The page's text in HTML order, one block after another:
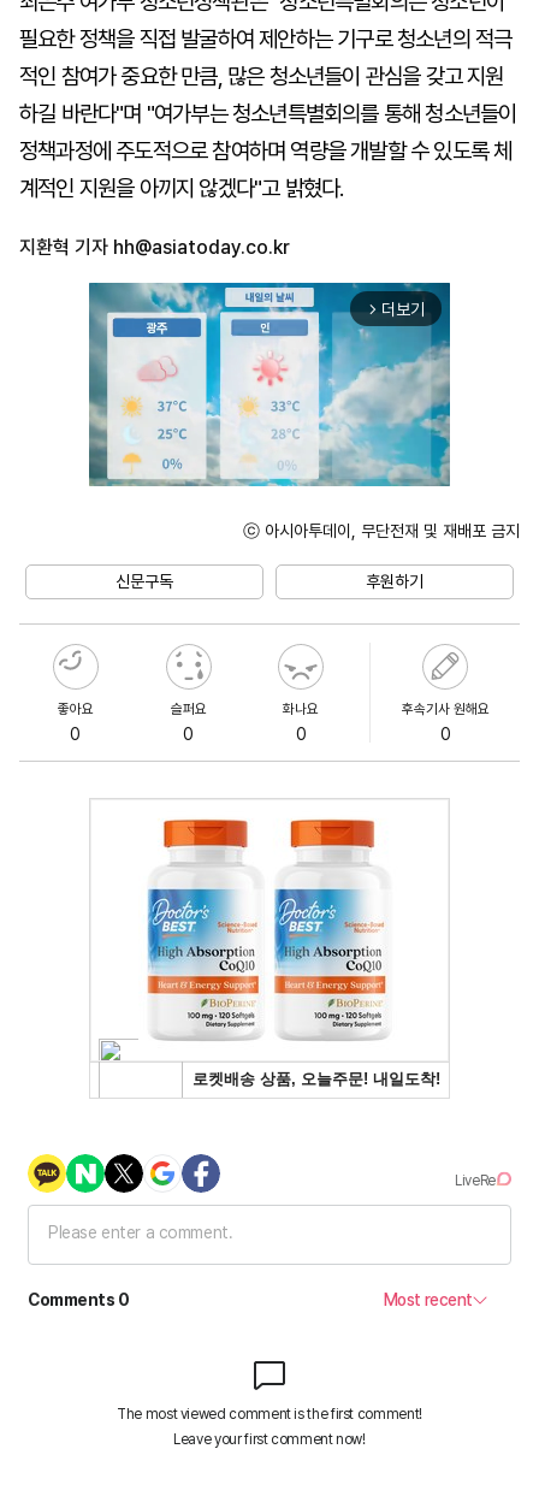
필요한 정책을 직접 발굴하여 제안하는 기구로 청소년의 적극
적인 참여가 중요한 만큼, 많은 청소년들이 관심을 갖고 지원
하길 바란다"며 "여가부는 청소년특별회의를 통해 청소년들이
정책과정에 주도적으로 참여하며 역량을 개발할 수 있도록 체
계적인 지원을 아끼지 않겠다"고 밝혔다.
지환혁 기자 hh@asiatoday.co.kr
arrow_forward_ios 더보기
ⓒ 아시아투데이, 무단전재 및 재배포 금지
신문구독 후원하기
좋아요
0
슬퍼요
0
화나요
0
후속기사 원해요
0